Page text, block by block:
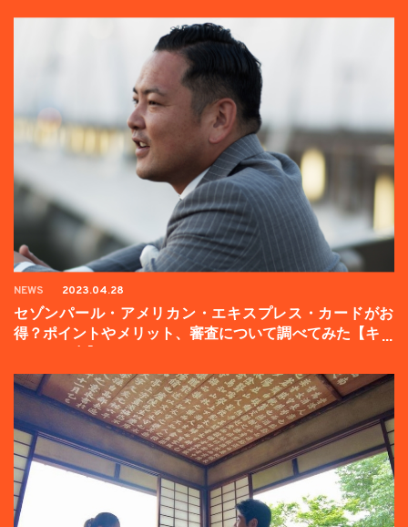
NEWS 2023.04.28
セゾンパール・アメリカン・エキスプレス・カードがお
得？ポイントやメリット、審査について調べてみた【キャ